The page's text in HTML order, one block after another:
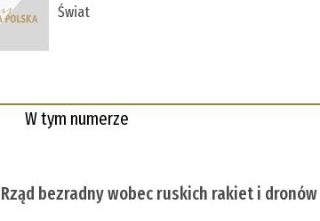
Świat
W tym numerze
Rząd bezradny wobec ruskich rakiet i dronów